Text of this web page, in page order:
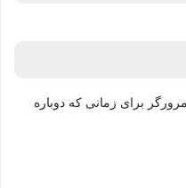
برای زمانی که دوباره